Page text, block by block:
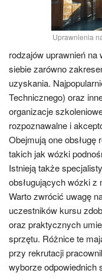
Uprawnienia
rodzajów uprawnień na
siebie zarówno
uzyskania.
Technicznego) oraz
organizacje
rozpoznawalne i
Obejmują one
takich jak wózki
Istnieją także
obsługujących wózki z
Warto zwrócić uwagę
uczestników kursu
oraz praktycznych
sprzętu. Różnice te
przy rekrutacji
wyborze odpowiednich